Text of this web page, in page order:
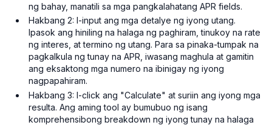
ng bahay, manatili sa mga pangkalahatang APR fields.
Hakbang 2: I-input ang mga detalye ng iyong utang.
Ipasok ang hiniling na halaga ng paghiram, tinukoy na rate
ng interes, at termino ng utang. Para sa pinaka-tumpak na
pagkalkula ng tunay na APR, iwasang maghula at gamitin
ang eksaktong mga numero na ibinigay ng iyong
nagpapahiram.
Hakbang 3: I-click ang "Calculate" at suriin ang iyong mga
resulta. Ang aming tool ay bumubuo ng isang
komprehensibong breakdown ng iyong tunay na halaga